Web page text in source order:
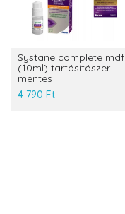
Systane complete mdf
(10ml) tartósítószer
mentes
4 790 Ft